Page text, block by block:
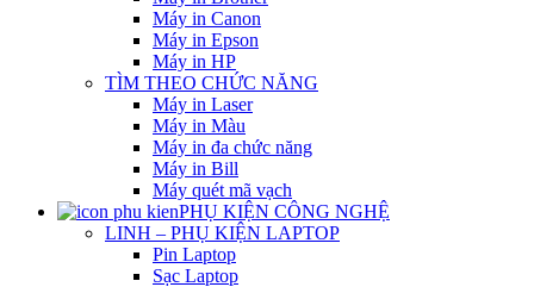
Máy in Canon
Máy in Epson
Máy in HP
TÌM THEO CHỨC NĂNG
Máy in Laser
Máy in Màu
Máy in đa chức năng
Máy in Bill
Máy quét mã vạch
PHỤ KIỆN CÔNG NGHỆ
LINH – PHỤ KIỆN LAPTOP
Pin Laptop
Sạc Laptop